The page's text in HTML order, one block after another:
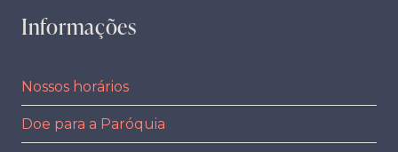
Informações
Nossos horários
Doe para a Paróquia